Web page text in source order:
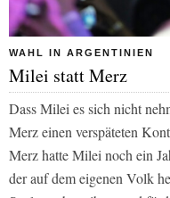
WAHL IN ARGENTINIEN
Milei statt Merz
Dass Milei es sich nicht
Merz einen verspäteten
Merz hatte Milei noch ein
der auf dem eigenen Volk